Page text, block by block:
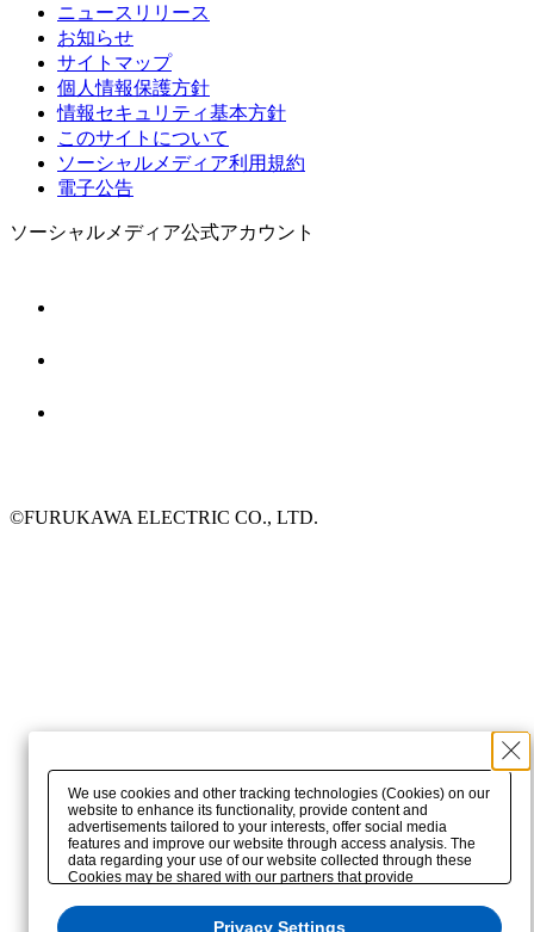
ニュースリリース
お知らせ
サイトマップ
個人情報保護方針
情報セキュリティ基本方針
このサイトについて
ソーシャルメディア利用規約
電子公告
ソーシャルメディア公式アカウント
©FURUKAWA ELECTRIC CO., LTD.
We use cookies and other tracking technologies (Cookies) on our
website to enhance its functionality, provide content and
advertisements tailored to your interests, offer social media
features and improve our website through access analysis. The
data regarding your use of our website collected through these
Cookies may be shared with our partners that provide
partners may combine the data shared by us with other data that
you have provided to them or that they have collected from your
Privacy Settings